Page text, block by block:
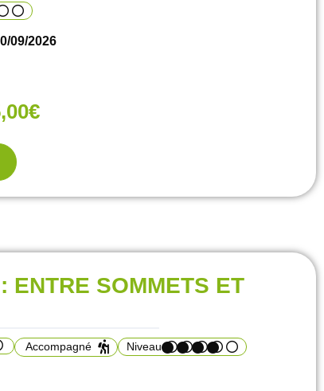
09/2026
ENTRE SOMMETS ET
Accompagné Niveau